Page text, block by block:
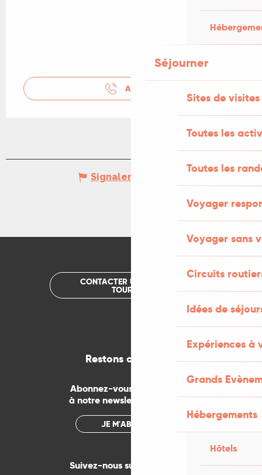
Séjourner
Sites de visites
Toutes les
Toutes les
Voyager
Voyager sans
Circuits
Idées de
Expériences à
Grands
Hébergements
Hôtels
APPELER
Signaler une erreur
CONTACTER UN OFFICE DE
TOURISME
Restons connectés
Abonnez-vous gratuitement
à notre newsletter mensuelle
JE M'ABONNE
Suivez-nous sur les réseaux !